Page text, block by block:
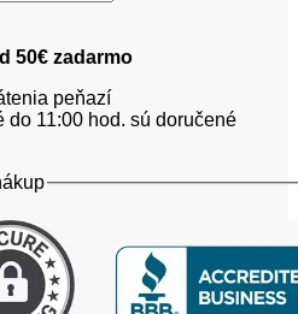
50€ zadarmo
peňazí
do 11:00 hod. sú doručené